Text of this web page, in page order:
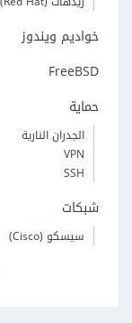
خواديم ويندوز
FreeBSD
حماية
الجدران النارية
VPN
SSH
شبكات
سيسكو (Cisco)